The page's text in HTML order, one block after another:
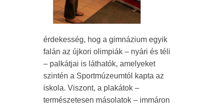
érdekesség, hog a gimnázium egyik
falán az újkori olimpiák – nyári és téli
– palkátjai is láthatók, amelyeket
szintén a Sportmúzeumtól kapta az
iskola. Viszont, a plakátok –
természetesen másolatok – immáron